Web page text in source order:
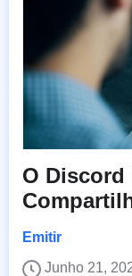
O Discord
Emitir
Junho 21,